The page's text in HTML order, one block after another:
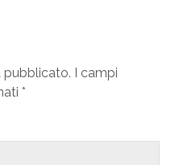
pubblicato. I campi
*